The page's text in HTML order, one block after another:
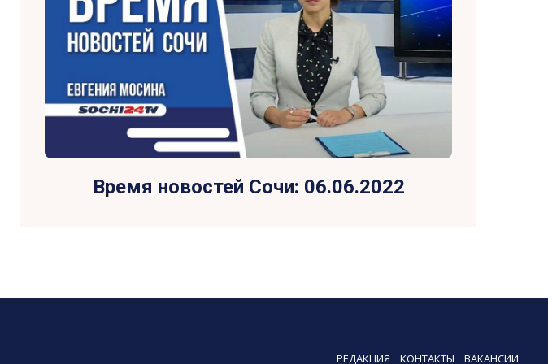
Время новостей Сочи: 06.06.2022
РЕДАКЦИЯ КОНТАКТЫ ВАКАНСИИ